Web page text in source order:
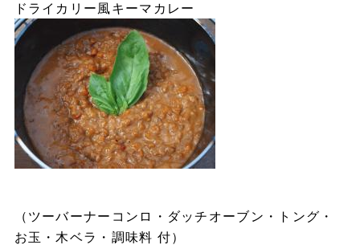
ドライカリー風キーマカレー
（ツーバーナーコンロ・ダッチオーブン・トング・
お玉・木ベラ・調味料 付）